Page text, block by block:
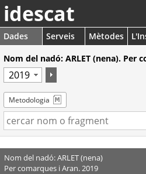
idescat
Dades Serveis Mètodes
Nom del nadó: ARLET (nena). Per
Metodologia
Nom del nadó: ARLET (nena)
Per comarques i Aran. 2019